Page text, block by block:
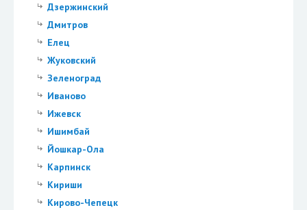
Дзержинский
Дмитров
Елец
Жуковский
Зеленоград
Иваново
Ижевск
Ишимбай
Йошкар-Ола
Карпинск
Кириши
Кирово-Чепецк